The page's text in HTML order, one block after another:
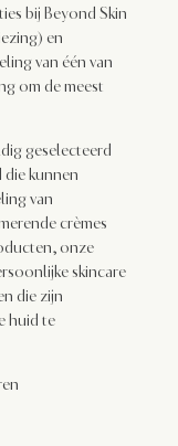
bij Beyond Skin
en
van één van
om de meest
geselecteerd
kunnen
van
crèmes
onze
skincare
die zijn
huid te